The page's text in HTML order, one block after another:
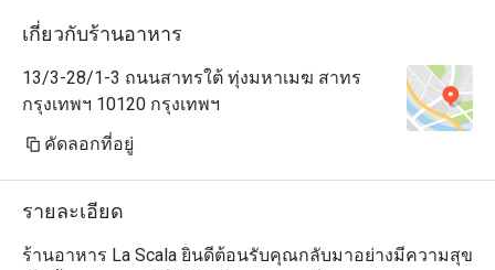
เกี่ยวกับร้านอาหาร
13/3-28/1-3 ถนนสาทรใต้ ทุ่งมหาเมฆ สาทร
กรุงเทพฯ 10120 กรุงเทพฯ
คัดลอกที่อยู่
รายละเอียด
ร้านอาหาร La Scala ยินดีต้อนรับคุณกลับมาอย่างมีความสุข